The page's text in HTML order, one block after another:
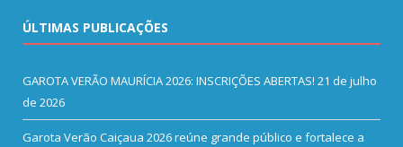
ÚLTIMAS PUBLICAÇÕES
GAROTA VERÃO MAURÍCIA 2026: INSCRIÇÕES ABERTAS! 21 de julho
de 2026
Garota Verão Caiçaua 2026 reúne grande público e fortalece a